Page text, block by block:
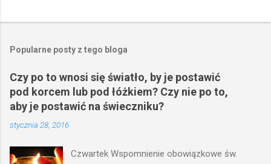
Popularne posty z tego bloga
Czy po to wnosi się światło, by je postawić
pod korcem lub pod łóżkiem? Czy nie po to,
aby je postawić na świeczniku?
stycznia 28, 2016
Czwartek Wspomnienie obowiązkowe św.